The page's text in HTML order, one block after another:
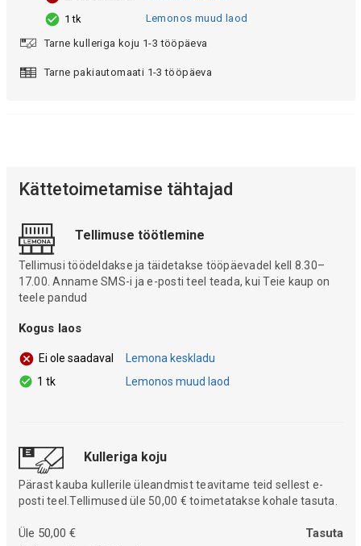
1 tk
Lemonos muud laod
Tarne kulleriga koju 1-3 tööpäeva
Tarne pakiautomaati 1-3 tööpäeva
Kättetoimetamise tähtajad
Tellimuse töötlemine
Tellimusi töödeldakse ja täidetakse tööpäevadel kell 8.30–
17.00. Anname SMS-i ja e-posti teel teada, kui Teie kaup on
teele pandud
Kogus laos
Ei ole saadaval
Lemona keskladu
1 tk
Lemonos muud laod
Kulleriga koju
Pärast kauba kullerile üleandmist teavitame teid sellest e-
posti teel.Tellimused üle 50,00 € toimetatakse kohale tasuta.
Üle 50,00 € Tasuta